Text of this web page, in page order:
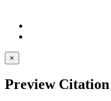
×
Preview Citation